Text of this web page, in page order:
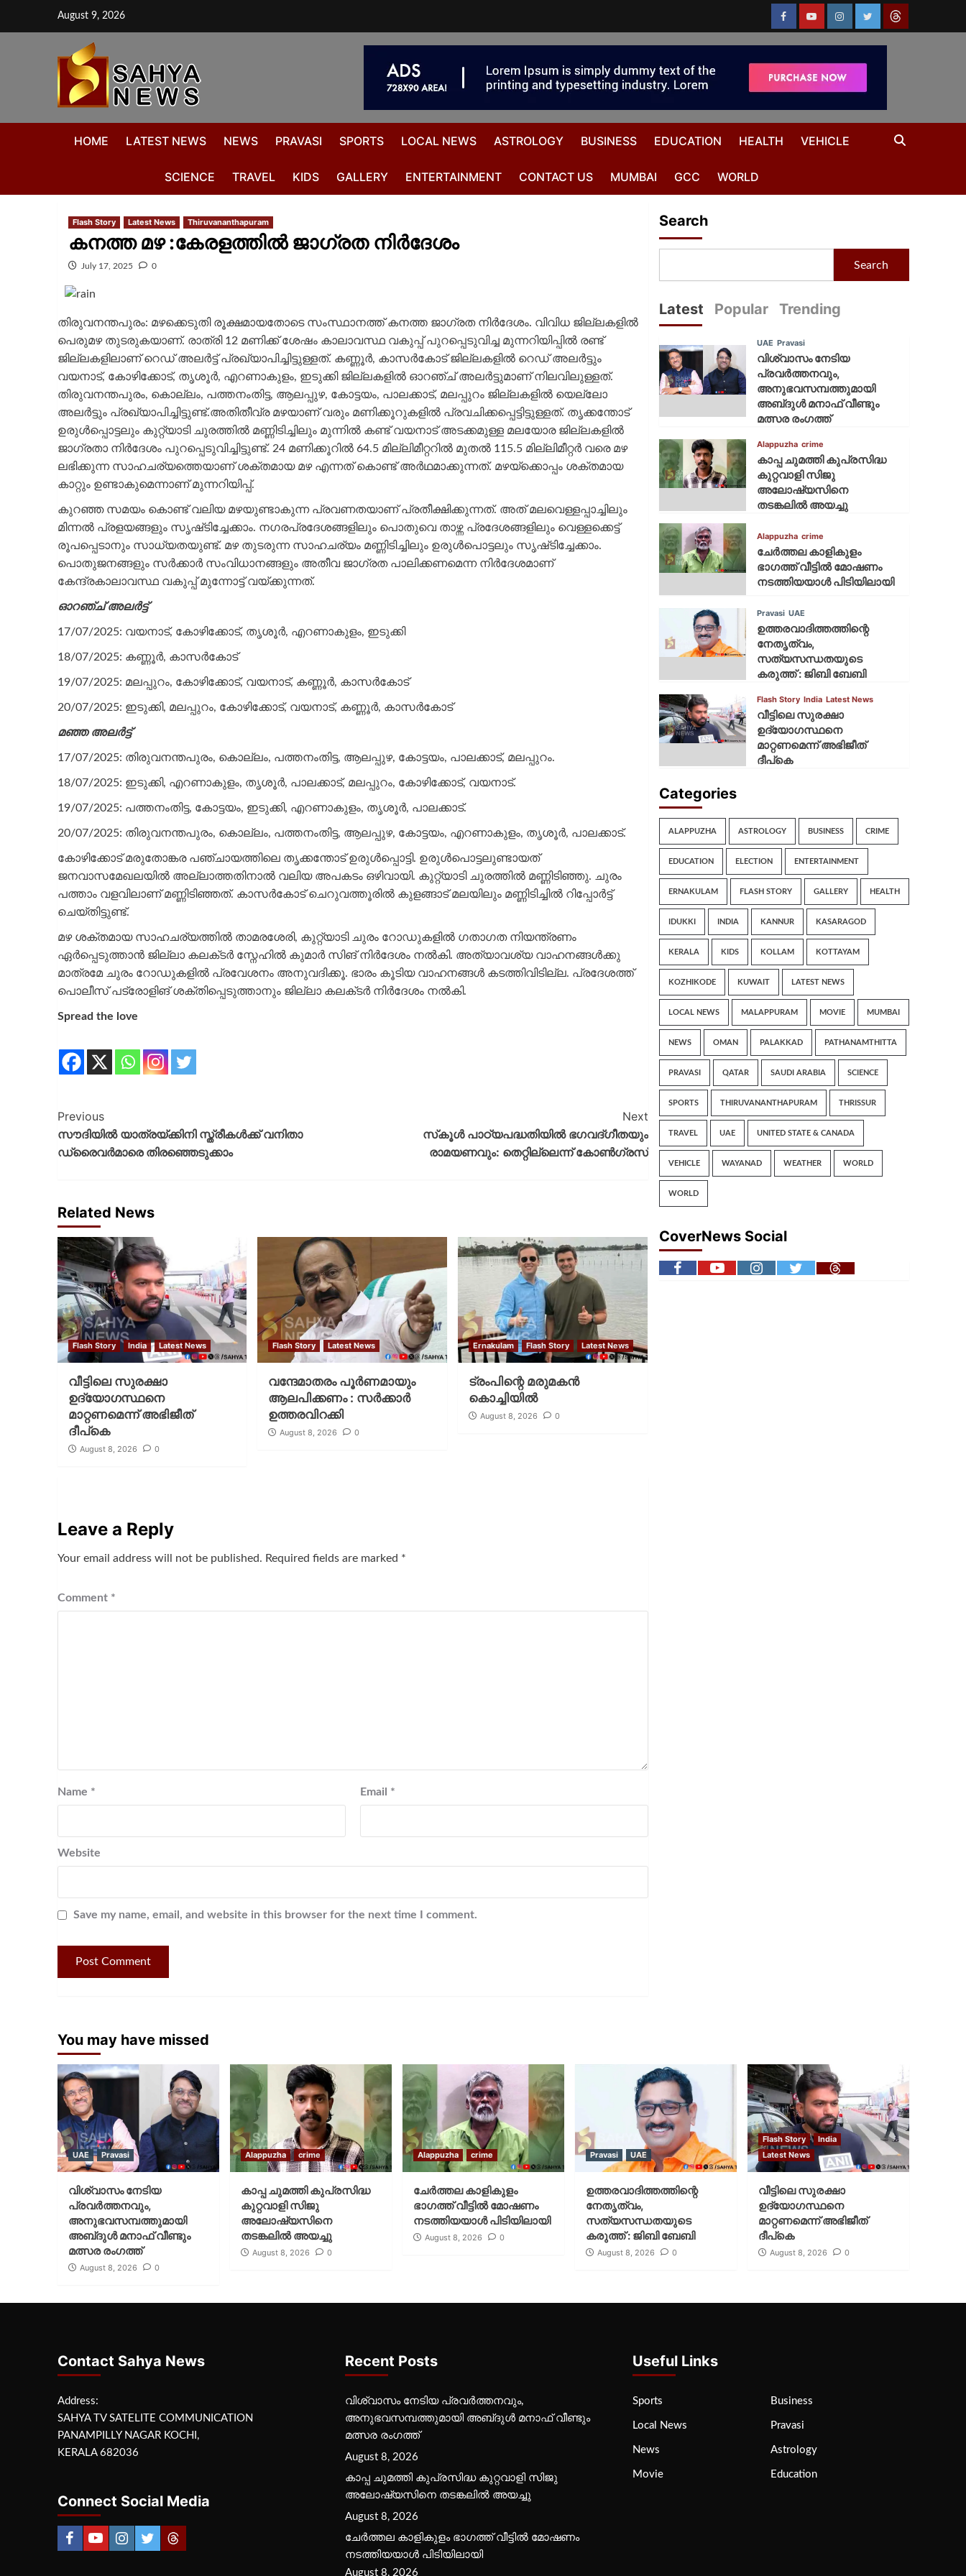
August 9, 2026
HOME LATEST NEWS NEWS PRAVASI SPORTS LOCAL NEWS ASTROLOGY BUSINESS EDUCATION HEALTH VEHICLE
SCIENCE TRAVEL KIDS GALLERY ENTERTAINMENT CONTACT US MUMBAI GCC WORLD
Flash Story Latest News Thiruvananthapuram
കനത്ത മഴ :കേരളത്തിൽ ജാഗ്രത നിർദേശം
July 17, 2025 0
തിരുവനന്തപുരം: മഴക്കെടുതി രൂക്ഷമായതോടെ സംസ്ഥാനത്ത് കനത്ത ജാഗ്രത നിർദേശം. വിവിധ ജില്ലകളിൽ
പെരുമഴ തുടരുകയാണ്. രാത്രി 12 മണിക്ക് ശേഷം കാലാവസ്ഥ വകുപ്പ് പുറപ്പെടുവിച്ച മുന്നറിയിപ്പിൽ രണ്ട്
ജില്ലകളിലാണ് റെഡ് അലർട്ട് പ്രഖ്യാപിച്ചിട്ടുള്ളത്. കണ്ണൂർ, കാസർകോട് ജില്ലകളിൽ റെഡ് അലർട്ടും
വയനാട്, കോഴിക്കോട്, തൃശൂർ, എറണാകുളം, ഇടുക്കി ജില്ലകളിൽ ഓറഞ്ച് അലർട്ടുമാണ് നിലവിലുള്ളത്.
തിരുവനന്തപുരം, കൊല്ലം, പത്തനംതിട്ട, ആലപ്പുഴ, കോട്ടയം, പാലക്കാട്, മലപ്പുറം ജില്ലകളിൽ യെല്ലോ
അലർട്ടും പ്രഖ്യാപിച്ചിട്ടുണ്ട്.അതിതീവ്ര മഴയാണ് വരും മണിക്കൂറുകളിൽ പ്രവചിക്കപ്പെട്ടിട്ടുള്ളത്. തൃക്കന്തോട്
ഉരുൾപ്പൊട്ടലും കുറ്റ്യാടി ചുരത്തിൽ മണ്ണിടിച്ചിലും മുന്നിൽ കണ്ട് വയനാട് അടക്കമുള്ള മലയോര ജില്ലകളിൽ
ജാഗ്രതാ നിർദേശം പുറപ്പെടുവിച്ചിട്ടുണ്ട്. 24 മണിക്കൂറിൽ 64.5 മില്ലിമീറ്ററിൽ മുതൽ 115.5 മില്ലിമീറ്റർ വരെ മഴ
ലഭിക്കുന്ന സാഹചര്യത്തെയാണ് ശക്തമായ മഴ എന്നത് കൊണ്ട് അർഥമാക്കുന്നത്. മഴയ്‌ക്കൊപ്പം ശക്തമായ
കാറ്റും ഉണ്ടാകുമെന്നാണ് മുന്നറിയിപ്പ്.
കുറഞ്ഞ സമയം കൊണ്ട് വലിയ മഴയുണ്ടാകുന്ന പ്രവണതയാണ് പ്രതീക്ഷിക്കുന്നത്. അത് മലവെള്ളപ്പാച്ചിലും
മിന്നൽ പ്രളയങ്ങളും സൃഷ്‌ടിച്ചേക്കാം. നഗരപ്രദേശങ്ങളിലും പൊതുവെ താഴ്ന്ന പ്രദേശങ്ങളിലും വെള്ളക്കെട്ട്
രൂപപ്പെടാനും സാധ്യതയുണ്ട്. മഴ തുടരുന്ന സാഹചര്യം മണ്ണിടിച്ചിലും ഉരുൾപൊട്ടലും സൃഷ്‌ടിച്ചേക്കാം.
പൊതുജനങ്ങളും സർക്കാർ സംവിധാനങ്ങളും അതീവ ജാഗ്രത പാലിക്കണമെന്ന നിർദേശമാണ്
കേന്ദ്രകാലാവസ്ഥ വകുപ്പ് മുന്നോട്ട് വയ്‌ക്കുന്നത്.
ഓറഞ്ച് അലർട്ട്
17/07/2025: വയനാട്, കോഴിക്കോട്, തൃശൂർ, എറണാകുളം, ഇടുക്കി
18/07/2025: കണ്ണൂർ, കാസർകോട്
19/07/2025: മലപ്പുറം, കോഴിക്കോട്, വയനാട്, കണ്ണൂർ, കാസർകോട്
20/07/2025: ഇടുക്കി, മലപ്പുറം, കോഴിക്കോട്, വയനാട്, കണ്ണൂർ, കാസർകോട്
മഞ്ഞ അലർട്ട്
17/07/2025: തിരുവനന്തപുരം, കൊല്ലം, പത്തനംതിട്ട, ആലപ്പുഴ, കോട്ടയം, പാലക്കാട്, മലപ്പുറം.
18/07/2025: ഇടുക്കി, എറണാകുളം, തൃശൂർ, പാലക്കാട്, മലപ്പുറം, കോഴിക്കോട്, വയനാട്.
19/07/2025: പത്തനംതിട്ട, കോട്ടയം, ഇടുക്കി, എറണാകുളം, തൃശൂർ, പാലക്കാട്.
20/07/2025: തിരുവനന്തപുരം, കൊല്ലം, പത്തനംതിട്ട, ആലപ്പുഴ, കോട്ടയം, എറണാകുളം, തൃശൂർ, പാലക്കാട്.
കോഴിക്കോട് മരുതോങ്കര പഞ്ചായത്തിലെ തൃക്കന്തോട് ഉരുൾപ്പൊട്ടി. ഉരുൾപൊട്ടലുണ്ടായത്
ജനവാസമേഖലയില്‍ അല്ലാത്തതിനാൽ വലിയ അപകടം ഒഴിവായി. കുറ്റ്യാടി ചുരത്തിൽ മണ്ണിടിഞ്ഞു. ചുരം
പത്താം വളവിലാണ് മണ്ണിടിഞ്ഞത്. കാസർകോട് ചെറുവത്തൂരിൽ കുളങ്ങാട് മലയിലും മണ്ണിടിച്ചിൽ റിപ്പോർട്ട്
ചെയ്‌തിട്ടുണ്ട്.
മഴ ശക്തമായ സാഹചര്യത്തിൽ താമരശേരി, കുറ്റ്യാടി ചുരം റോഡുകളിൽ ഗതാഗത നിയന്ത്രണം
ഏർപ്പെടുത്താൻ ജില്ലാ കലക്‌ടർ സ്നേഹിൽ കുമാർ സിങ് നിർദേശം നൽകി. അത്യാവശ്യ വാഹനങ്ങൾക്കു
മാത്രമേ ചുരം റോഡുകളിൽ പ്രവേശനം അനുവദിക്കൂ. ഭാരം കൂടിയ വാഹനങ്ങൾ കടത്തിവിടില്ല. പ്രദേശത്ത്
പൊലീസ് പട്രോളിങ് ശക്തിപ്പെടുത്താനും ജില്ലാ കലക്‌ടർ നിർദേശം നൽകി.
Spread the love
Previous
സൗദിയിൽ യാത്രയ്ക്കിനി സ്ത്രീകൾക്ക് വനിതാ
ഡ്രൈവര്‍മാരെ തിരഞ്ഞെടുക്കാം
Next
സ്‌കൂൾ പാഠ്യപദ്ധതിയിൽ ഭഗവദ്‌ഗീതയും
രാമയണവും: തെറ്റില്ലെന്ന് കോൺഗ്രസ്
Related News
Flash Story India Latest News
വീട്ടിലെ സുരക്ഷാ
ഉദ്യോഗസ്ഥനെ
മാറ്റണമെന്ന് അഭിജീത്
ദീപ്‌കെ
August 8, 2026 0
Flash Story Latest News
വന്ദേമാതരം പൂര്‍ണമായും
ആലപിക്കണം : സര്‍ക്കാര്‍
ഉത്തരവിറക്കി
August 8, 2026 0
Ernakulam Flash Story Latest News
ട്രംപിന്റെ മരുമകന്‍
കൊച്ചിയില്‍
August 8, 2026 0
Leave a Reply
Your email address will not be published. Required fields are marked *
Comment *
Name * Email *
Website
Save my name, email, and website in this browser for the next time I comment.
Search
Search
Latest Popular Trending
UAE Pravasi
വിശ്വാസം നേടിയ
പ്രവർത്തനവും,
അനുഭവസമ്പത്തുമായി
അബ്‌ദുൾ മനാഫ് വീണ്ടും
മത്സര രംഗത്ത്
Alappuzha crime
കാപ്പ ചുമത്തി കുപ്രസിദ്ധ
കുറ്റവാളി സിജു
അലോഷ്യസിനെ
തടങ്കലിൽ അയച്ചു
Alappuzha crime
ചേർത്തല കാളികുളം
ഭാഗത്ത് വീട്ടിൽ മോഷണം
നടത്തിയയാൾ പിടിയിലായി
Pravasi UAE
ഉത്തരവാദിത്തത്തിന്റെ
നേതൃത്വം,
സത്യസന്ധതയുടെ
കരുത്ത് : ജിബി ബേബി
Flash Story India Latest News
വീട്ടിലെ സുരക്ഷാ
ഉദ്യോഗസ്ഥനെ
മാറ്റണമെന്ന് അഭിജീത്
ദീപ്‌കെ
Categories
ALAPPUZHA ASTROLOGY BUSINESS CRIME
EDUCATION ELECTION ENTERTAINMENT
ERNAKULAM FLASH STORY GALLERY HEALTH
IDUKKI INDIA KANNUR KASARAGOD
KERALA KIDS KOLLAM KOTTAYAM
KOZHIKODE KUWAIT LATEST NEWS
LOCAL NEWS MALAPPURAM MOVIE MUMBAI
NEWS OMAN PALAKKAD PATHANAMTHITTA
PRAVASI QATAR SAUDI ARABIA SCIENCE
SPORTS THIRUVANANTHAPURAM THRISSUR
TRAVEL UAE UNITED STATE & CANADA
VEHICLE WAYANAD WEATHER WORLD
WORLD
CoverNews Social
You may have missed
UAE Pravasi
വിശ്വാസം നേടിയ
പ്രവർത്തനവും,
അനുഭവസമ്പത്തുമായി
അബ്‌ദുൾ മനാഫ് വീണ്ടും
മത്സര രംഗത്ത്
August 8, 2026 0
Alappuzha crime
കാപ്പ ചുമത്തി കുപ്രസിദ്ധ
കുറ്റവാളി സിജു
അലോഷ്യസിനെ
തടങ്കലിൽ അയച്ചു
August 8, 2026 0
Alappuzha crime
ചേർത്തല കാളികുളം
ഭാഗത്ത് വീട്ടിൽ മോഷണം
നടത്തിയയാൾ പിടിയിലായി
August 8, 2026 0
Pravasi UAE
ഉത്തരവാദിത്തത്തിന്റെ
നേതൃത്വം,
സത്യസന്ധതയുടെ
കരുത്ത് : ജിബി ബേബി
August 8, 2026 0
Flash Story
India
Latest News
വീട്ടിലെ സുരക്ഷാ
ഉദ്യോഗസ്ഥനെ
മാറ്റണമെന്ന് അഭിജീത്
ദീപ്‌കെ
August 8, 2026 0
Contact Sahya News
Address:
SAHYA TV SATELITE COMMUNICATION
PANAMPILLY NAGAR KOCHI,
KERALA 682036
Connect Social Media
Recent Posts
വിശ്വാസം നേടിയ പ്രവർത്തനവും,
അനുഭവസമ്പത്തുമായി അബ്‌ദുൾ മനാഫ് വീണ്ടും
മത്സര രംഗത്ത്
August 8, 2026
കാപ്പ ചുമത്തി കുപ്രസിദ്ധ കുറ്റവാളി സിജു
അലോഷ്യസിനെ തടങ്കലിൽ അയച്ചു
August 8, 2026
ചേർത്തല കാളികുളം ഭാഗത്ത് വീട്ടിൽ മോഷണം
നടത്തിയയാൾ പിടിയിലായി
August 8, 2026
Useful Links
Sports Business
Local News Pravasi
News Astrology
Movie Education